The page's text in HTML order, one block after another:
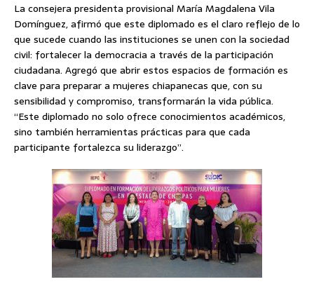
La consejera presidenta provisional María Magdalena Vila
Domínguez, afirmó que este diplomado es el claro reflejo de lo
que sucede cuando las instituciones se unen con la sociedad
civil: fortalecer la democracia a través de la participación
ciudadana. Agregó que abrir estos espacios de formación es
clave para preparar a mujeres chiapanecas que, con su
sensibilidad y compromiso, transformarán la vida pública.
“Este diplomado no solo ofrece conocimientos académicos,
sino también herramientas prácticas para que cada
participante fortalezca su liderazgo”.